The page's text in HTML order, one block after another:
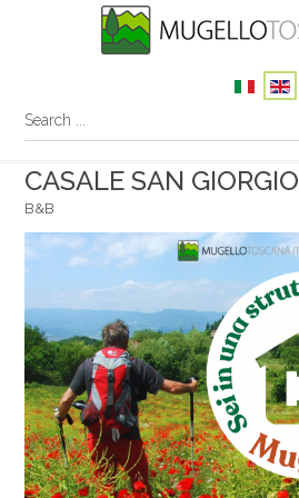
CASALE SAN GIORGIO
B&B
Your name
Your email
Message